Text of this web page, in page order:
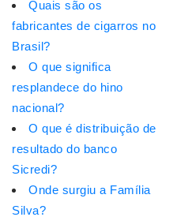
Quais são os
fabricantes de cigarros no
Brasil?
O que significa
resplandece do hino
nacional?
O que é distribuição de
resultado do banco
Sicredi?
Onde surgiu a Família
Silva?